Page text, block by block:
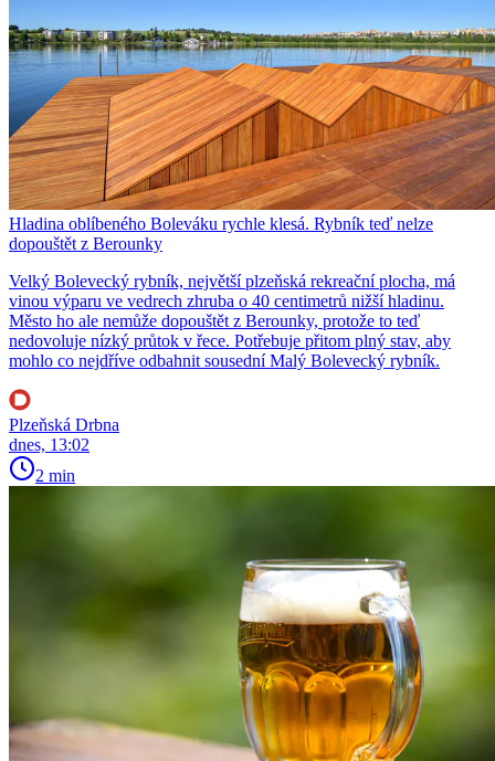
Hladina oblíbeného Boleváku rychle klesá. Rybník teď nelze
dopouštět z Berounky
Velký Bolevecký rybník, největší plzeňská rekreační plocha, má
vinou výparu ve vedrech zhruba o 40 centimetrů nižší hladinu.
Město ho ale nemůže dopouštět z Berounky, protože to teď
nedovoluje nízký průtok v řece. Potřebuje přitom plný stav, aby
mohlo co nejdříve odbahnit sousední Malý Bolevecký rybník.
Plzeňská Drbna
dnes, 13:02
2 min